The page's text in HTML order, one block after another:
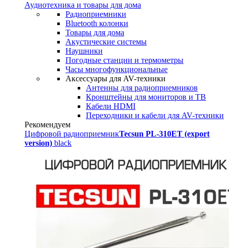
Аудиотехника и товары для дома
Радиоприемники
Bluetooth колонки
Товары для дома
Акустические системы
Наушники
Погодные станции и термометры
Часы многофункциональные
Аксессуары для AV-техники
Антенны для радиоприемников
Кронштейны для мониторов и ТВ
Кабели HDMI
Переходники и кабели для AV-техники
Рекомендуем
Цифровой радиоприемникTecsun PL-310ET (export
version) black